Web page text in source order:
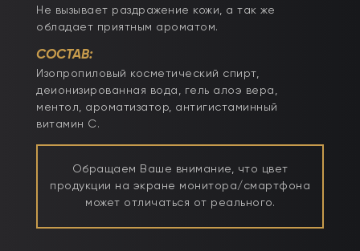
Не вызывает раздражение кожи, а так же
обладает приятным ароматом.
СОСТАВ:
Изопропиловый косметический спирт,
деионизированная вода, гель алоэ вера,
ментол, ароматизатор, антигистаминный
витамин С.
Обращаем Ваше внимание, что цвет
продукции на экране монитора/смартфона
может отличаться от реального.